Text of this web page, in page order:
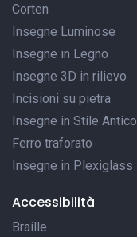
Corten
Insegne Luminose
Insegne in Legno
Insegne 3D in rilievo
Incisioni su pietra
Insegne in Stile Antico
Ferro traforato
Insegne in Plexiglass
Accessibilità
Braille